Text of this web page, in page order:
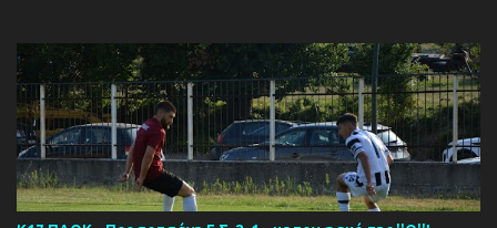
Ξηροποτάμος - Νευροκοπι 2-2 Α.Ο. Καβάλα - Αγ. Αθανάσιος 5-1
Μαυρόβατος - Αμπελοκηποι 0-2 Κ17 ΠΑΟΚ - Προσοτσάνη 2-1
(7/8) ------------------------------------------------------
--------- Ν. Αμισος - Νεοχώρι Σερρών 3-0